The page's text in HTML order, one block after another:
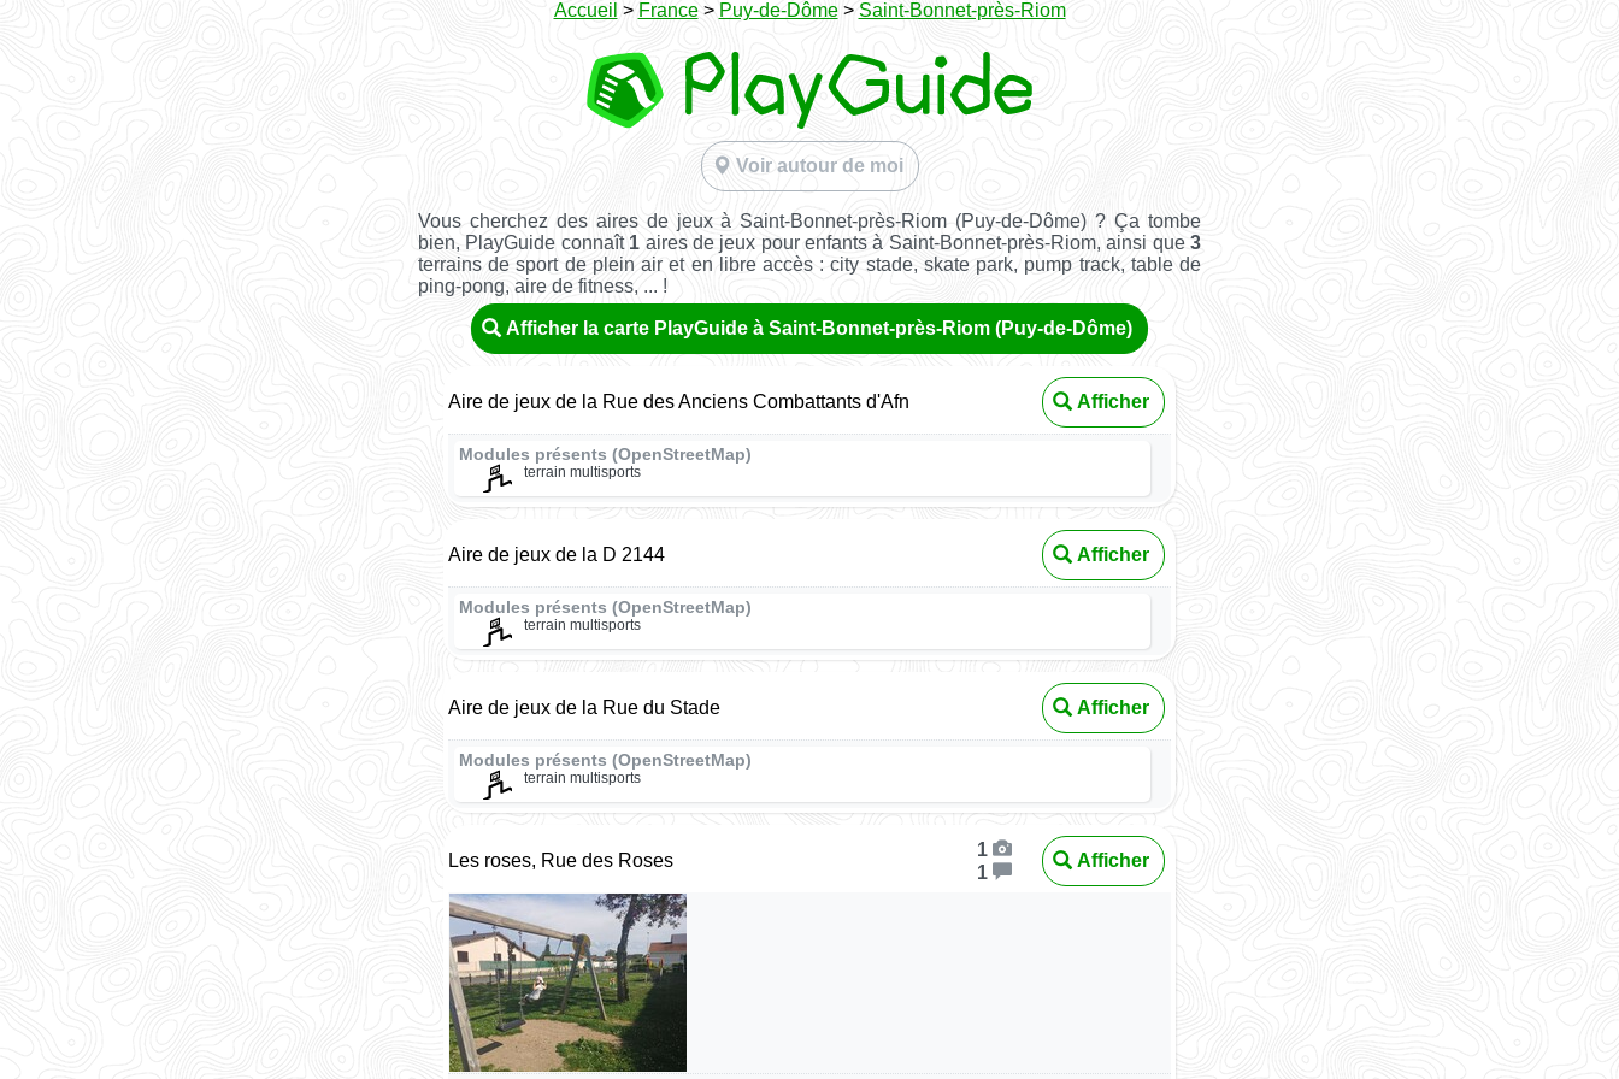
Accueil > France> Puy-de-Dôme> Saint-Bonnet-près-Riom
Voir autour de moi
Vous cherchez des aires de jeux à Saint-Bonnet-près-Riom (Puy-de-Dôme) ? Ça tombe
bien, PlayGuide connaît 1 aires de jeux pour enfants à Saint-Bonnet-près-Riom, ainsi que3
terrains de sport de plein air et en libre accès : city stade, skate park, pump track, table de
ping-pong, aire de fitness, ... !
Afficher la carte PlayGuide à Saint-Bonnet-près-Riom (Puy-de-Dôme)
Aire de jeux de la Rue des Anciens Combattants d'Afn Afficher
Modules présents (OpenStreetMap)
terrain multisports
Aire de jeux de la D 2144 Afficher
Modules présents (OpenStreetMap)
terrain multisports
Aire de jeux de la Rue du Stade Afficher
Modules présents (OpenStreetMap)
terrain multisports
Les roses, Rue des Roses
1
1
Afficher